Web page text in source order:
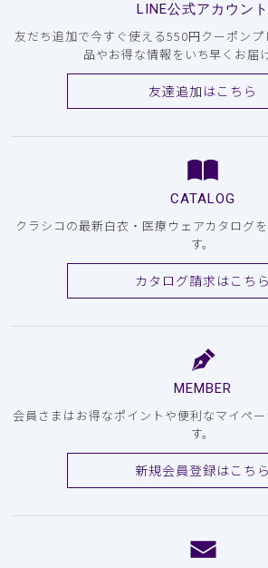
LINE公式アカウント
友だち追加で今すぐ使える550円クーポン
品やお得な情報をいち早くお届
友達追加はこちら
CATALOG
クラシコの最新白衣・医療ウェアカタログ
す。
カタログ請求はこちら
MEMBER
会員さまはお得なポイントや便利なマイペ
す。
新規会員登録はこちら